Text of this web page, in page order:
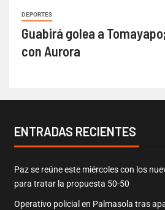
DEPORTES
Guabirá golea a
con Aurora
ENTRADAS RECIENTES
Paz se reúne este miércoles con los
para tratar la propuesta 50-50
Operativo policial en Palmasola tras